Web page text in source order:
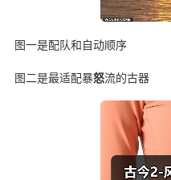
图一是配队和自动顺序
图二是最适配暴怒流的古器